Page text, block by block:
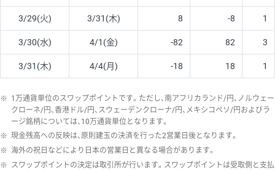
3/29(火) 3/31(木) 8 -8 1
3/30(水) 4/1(金) -82 82 3
3/31(木) 4/4(月) -18 18 1
※ 1万通貨単位のスワップポイントです。ただし、南アフリカランド/円、ノルウェー
クローネ/円、香港ドル/円、スウェーデンクローナ/円、メキシコペソ/円およびラ
ージ銘柄については、10万通貨単位となります。
※ 現金残高への反映は、原則建玉の決済を行った2営業日後となります。
※ 海外の祝日などにより日本の営業日と異なる場合があります。
※ スワップポイントの決定は取引所が行います。スワップポイントは受取側と支払